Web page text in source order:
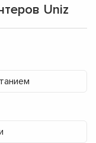
Uniz